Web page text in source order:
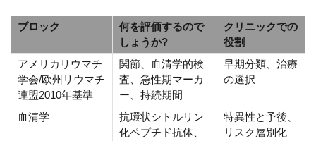
ブロック
何を評価するので
しょうか?
クリニックでの
役割
アメリカリウマチ
学会/欧州リウマチ
連盟2010年基準
関節、血清学的検
査、急性期マーカ
ー、持続期間
早期分類、治療
の選択
血清学
抗環状シトルリン
化ペプチド抗体、
特異性と予後、
リスク層別化